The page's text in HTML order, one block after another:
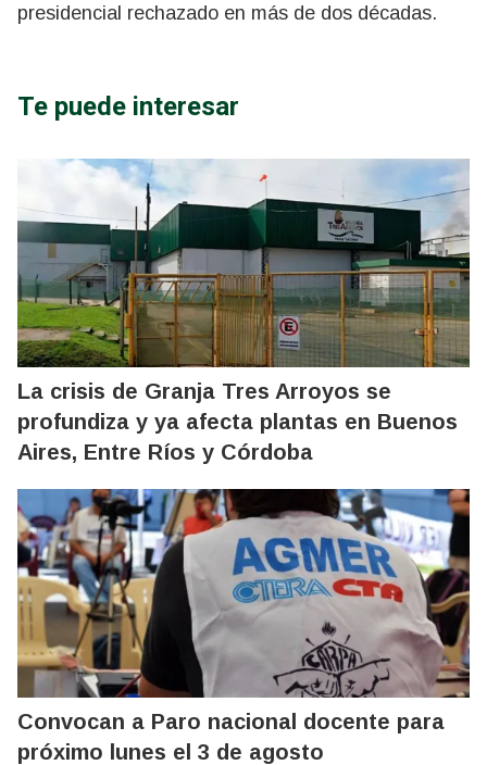
presidencial rechazado en más de dos décadas.
Te puede interesar
La crisis de Granja Tres Arroyos se
profundiza y ya afecta plantas en Buenos
Aires, Entre Ríos y Córdoba
Convocan a Paro nacional docente para
próximo lunes el 3 de agosto